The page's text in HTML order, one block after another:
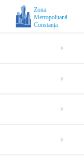
Zona
Metropolitanã
Constanţa